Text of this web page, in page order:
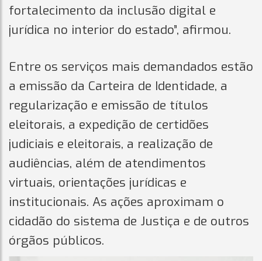
fortalecimento da inclusão digital e
jurídica no interior do estado”, afirmou.
Entre os serviços mais demandados estão
a emissão da Carteira de Identidade, a
regularização e emissão de títulos
eleitorais, a expedição de certidões
judiciais e eleitorais, a realização de
audiências, além de atendimentos
virtuais, orientações jurídicas e
institucionais. As ações aproximam o
cidadão do sistema de Justiça e de outros
órgãos públicos.